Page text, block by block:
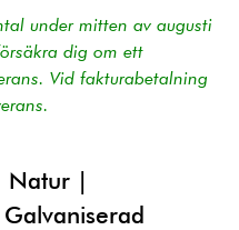
under mitten av augusti
dig om ett
Vid fakturabetalning
Natur |